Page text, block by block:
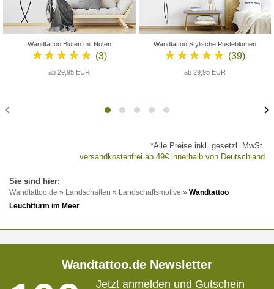
Wandtattoo Blüten mit Noten
★★★★★ (3)
ab 29,95 EUR
Wandtattoo Stylische Pusteblumen
★★★★★ (39)
ab 29,95 EUR
*Alle Preise inkl. gesetzl. MwSt.
versandkostenfrei ab 49€ innerhalb von Deutschland
Wandtattoo.de » Landschaften » Landschaftsmotive » Wandtattoo
Leuchtturm im Meer
Wandtattoo.de Newsletter
Jetzt anmelden und Gutschein